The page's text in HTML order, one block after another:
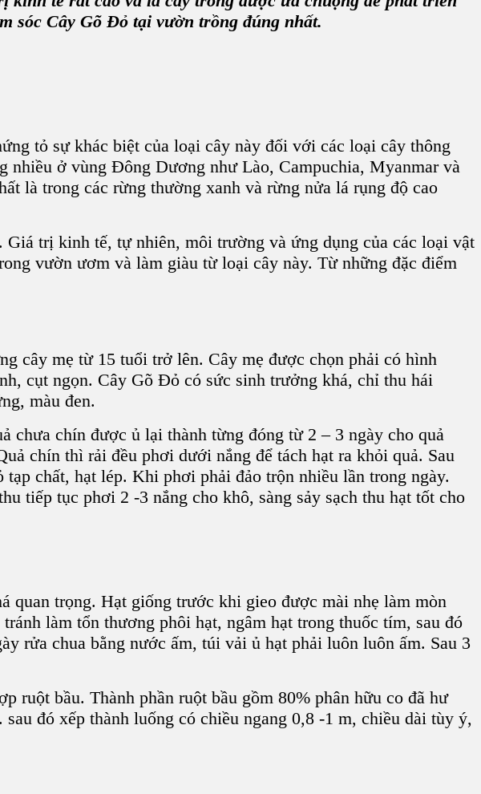
sóc Cây Gõ Đỏ tại vườn trồng đúng nhất.
tỏ sự khác biệt của loại cây này đối với các loại cây thông
nhiều ở vùng Đông Dương nhưLào, Campuchia, Myanmar và
là trong các rừng thường xanh và rừng nửa lá rụng độ cao
trị kinh tế, tự nhiên, môi trường và ứng dụng của các loại vật
vườn ươm và làm giàu từ loại cây này. Từ những đặc điểm
cây mẹ từ 15 tuổi trở lên. Cây mẹ được chọn phải có hình
cụt ngọn. Cây Gõ Đỏ có sức sinh trưởng khá, chỉ thu hái
màu đen.
chưa chín được ủ lại thành từng đóng từ 2 – 3 ngày cho quả
chín thì rải đều phơi dưới nắng để tách hạt ra khỏi quả. Sau
chất, hạt lép. Khi phơi phải đảo trộn nhiều lần trong ngày.
tiếp tục phơi 2 -3 nắng cho khô, sàng sảy sạch thu hạt tốt cho
quan trọng. Hạt giống trước khi gieo được mài nhẹ làm mòn
làm tổn thương phôi hạt, ngâm hạt trong thuốc tím, sau đó
rửa chua bằng nước ấm, túi vải ủ hạt phải luôn luôn ấm. Sau 3
ruột bầu. Thành phần ruột bầu gồm 80% phân hữu co đã hư
đó xếp thành luống có chiều ngang 0,8 -1 m, chiều dài tùy ý,